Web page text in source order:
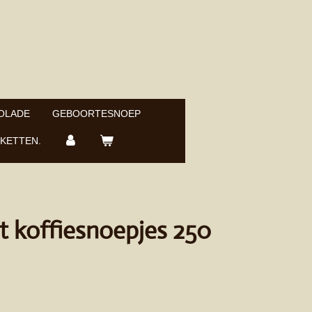
GEBOORTESNOEP
koffiesnoepjes 250